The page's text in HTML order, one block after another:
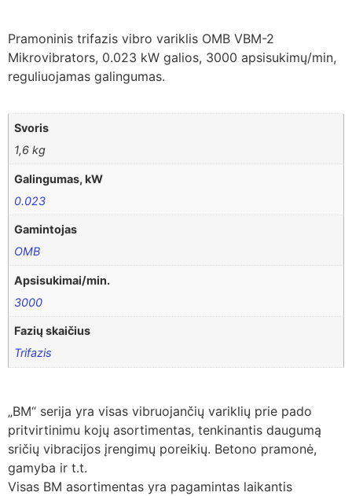
Pramoninis trifazis vibro variklis OMB VBM-2
Mikrovibrators, 0.023 kW galios, 3000 apsisukimų/min,
reguliuojamas galingumas.
Svoris
1,6 kg
Galingumas, kW
0.023
Gamintojas
OMB
Apsisukimai/min.
3000
Fazių skaičius
Trifazis
„BM“ serija yra visas vibruojančių variklių prie pado
pritvirtinimu kojų asortimentas, tenkinantis daugumą
sričių vibracijos įrengimų poreikių. Betono pramonė,
gamyba ir t.t.
Visas BM asortimentas yra pagamintas laikantis